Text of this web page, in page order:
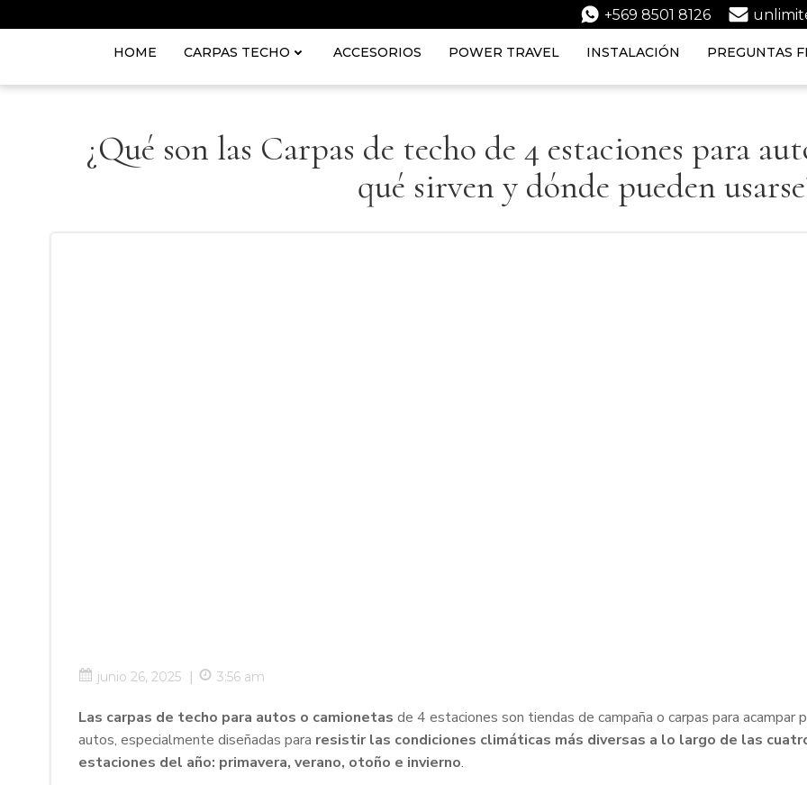
al
+569 8501 8126
HOME CARPAS TECHO ACCESORIOS POWER TRAVEL INSTALACIÓN PREGUNTAS
¿Qué son las Carpas de techo de 4 estaciones para
qué sirven y dónde pueden
junio 26, 2025 | 3:56 am
Las carpas de techo para autos o camionetas de 4 estaciones son tiendas de campaña o carpas para acampar
autos, especialmente diseñadas para resistir las condiciones climáticas más diversas a lo largo de las
estaciones del año: primavera, verano, otoño e invierno.